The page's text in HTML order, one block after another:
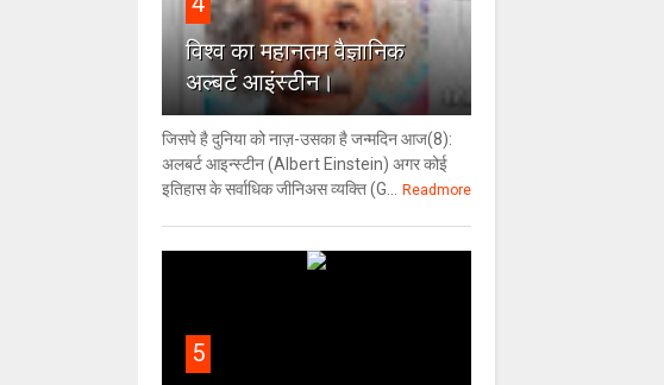
विश्‍व का महानतम वैज्ञानिक
अल्बर्ट आइंस्टीन।
जिसपे है दुनिया को नाज़-उसका है जन्मदिन आज(8):
अलबर्ट आइन्स्टीन (Albert Einstein) अगर कोई
इतिहास के सर्वाधिक जीनिअस व्यक्ति (G...
Readmore
5